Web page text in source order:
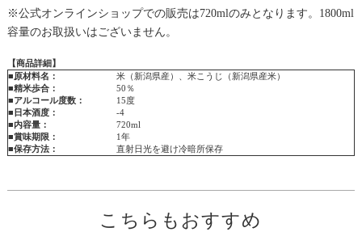
※公式オンラインショップでの販売は720mlのみとなります。1800ml
容量のお取扱いはございません。
【商品詳細】
■原材料名：
米（新潟県産）、米こうじ（新潟県産米）
■精米歩合：
50％
■アルコール度数：
15度
■日本酒度：
-4
■内容量：
720ml
■賞味期限：
1年
■保存方法：
直射日光を避け冷暗所保存
こちらもおすすめ